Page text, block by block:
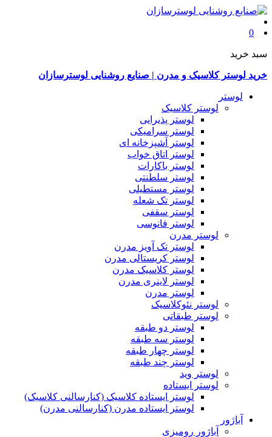
0
سبد خرید
خرید لوستر کلاسیک و مدرن | صنایع روشنایی لوسترسازان
لوستر
لوستر کلاسیک
لوستر پذیرایی
لوستر سرامیکی
لوستر آشپزخانه ای
لوستر اتاق خواب
لوستر باکارات
لوستر سلطنتی
لوستر مستطیلی
لوستر تک شعله
لوستر سقفی
لوستر فانوسی
لوستر مدرن
لوستر تک آویز مدرن
لوستر کریستالی مدرن
لوستر کلاسیک مدرن
لوستر لاینری مدرن
لوستر مدرن
لوستر نئوکلاسیک
لوستر طبقاتی
لوستر دو طبقه
لوستر سه طبقه
لوستر چهار طبقه
لوستر چند طبقه
لوستر وید
لوستر ایستاده
لوستر ایستاده کلاسیک (کنارسالنی کلاسیک)
لوستر ایستاده مدرن (کنارسالنی مدرن)
آباژور
آباژور رومیزی